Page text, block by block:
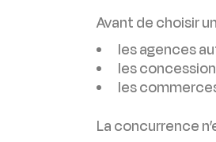
Avant de choisir
les agences
les
les
La concurrence